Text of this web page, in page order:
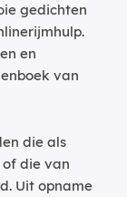
gedichten
en
van
die als
die van
Uit opname